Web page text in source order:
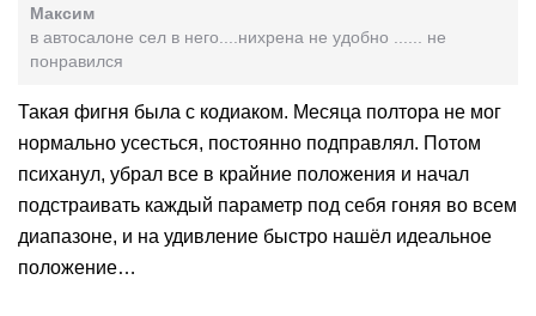
Максим
в автосалоне сел в него....нихрена не удобно ...... не
понравился
Такая фигня была с кодиаком. Месяца полтора не мог
нормально усесться, постоянно подправлял. Потом
психанул, убрал все в крайние положения и начал
подстраивать каждый параметр под себя гоняя во всем
диапазоне, и на удивление быстро нашёл идеальное
положение…